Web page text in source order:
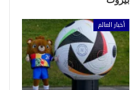
أخبار العالم